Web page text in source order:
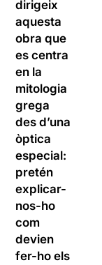
dirigeix
aquesta
obra que
es centra
en la
mitologia
grega
des d’una
òptica
especial:
pretén
explicar-
nos-ho
com
devien
fer-ho els